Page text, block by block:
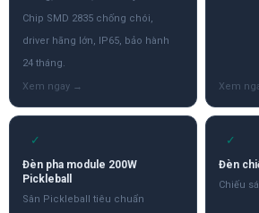
Chip SMD 2835 chống chói,
driver hãng lớn, IP65, bảo hành
24 tháng.
✓
Đèn pha module 200W
Pickleball
Sân Pickleball tiêu chuẩn
✓
Đèn
Chiếu